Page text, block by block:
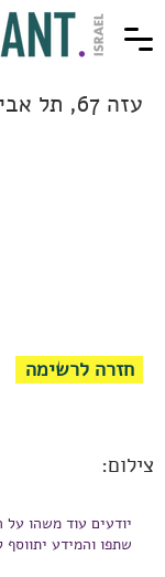
עזה 67, תל אביב-יפו
חזרה לרשימה
צילום:
יודעים עוד משהו
שתפו והמידע יתווסף